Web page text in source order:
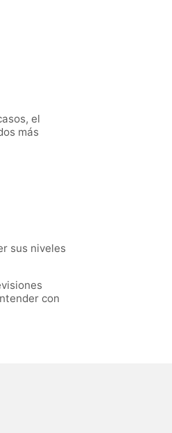
el
más
sus niveles
con